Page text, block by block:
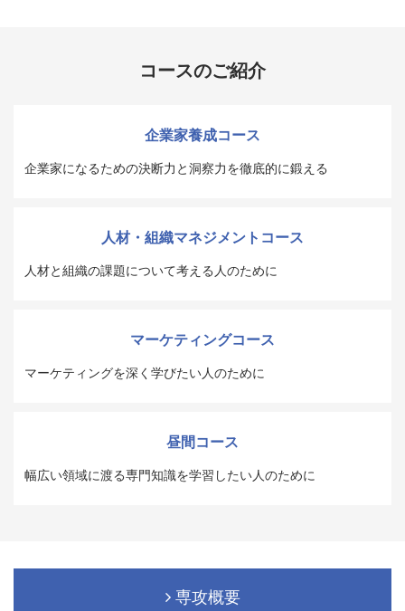
コースのご紹介
企業家養成コース
企業家になるための決断力と洞察力を徹底的に鍛える
人材・組織マネジメントコース
人材と組織の課題について考える人のために
マーケティングコース
マーケティングを深く学びたい人のために
昼間コース
幅広い領域に渡る専門知識を学習したい人のために
専攻概要